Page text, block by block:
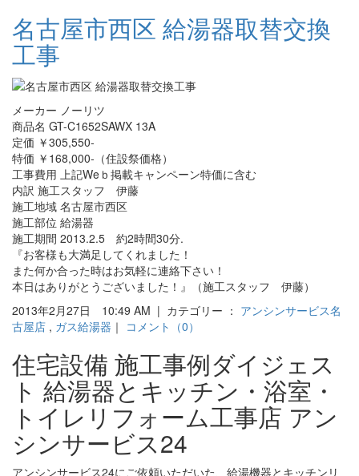
名古屋市西区 給湯器取替交換
工事
メーカー ノーリツ
商品名 GT-C1652SAWX 13A
定価 ￥305,550-
特価 ￥168,000-（住設祭価格）
工事費用 上記Weｂ掲載キャンペーン特価に含む
内訳 施工スタッフ 伊藤
施工地域 名古屋市西区
施工部位 給湯器
施工期間 2013.2.5 約2時間30分.
『お客様も大満足してくれました！
また何か合った時はお気軽に連絡下さい！
本日はありがとうございました！』（施工スタッフ 伊藤）
2013年2月27日 10:49 AM | カテゴリー ： アンシンサービス名
古屋店 , ガス給湯器 ｜ コメント（0）
住宅設備 施工事例ダイジェス
ト 給湯器とキッチン・浴室・
トイレリフォーム工事店 アン
シンサービス24
アンシンサービス24にご依頼いただいた、給湯機器とキッチンリ